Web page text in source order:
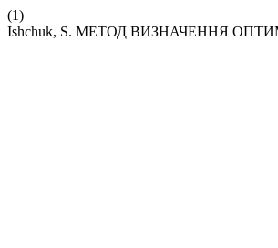
(1)
Ishchuk, S. МЕТОД ВИЗНАЧЕННЯ